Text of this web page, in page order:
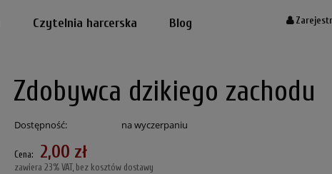
Czytelnia harcerska Blog
Zdobywca dzikiego zachodu
Dostępność: na wyczerpaniu
Cena: 2,00 zł
zawiera 23% VAT, bez kosztów dostawy